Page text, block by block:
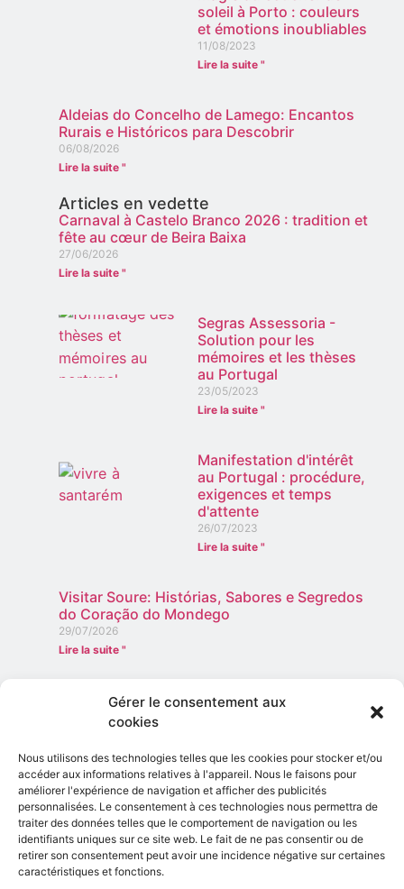
Gérer le consentement aux
cookies
Nous utilisons des technologies telles que les cookies pour stocker et/ou
accéder aux informations relatives à l'appareil. Nous le faisons pour
améliorer l'expérience de navigation et afficher des publicités
personnalisées. Le consentement à ces technologies nous permettra de
traiter des données telles que le comportement de navigation ou les
identifiants uniques sur ce site web. Le fait de ne pas consentir ou de
retirer son consentement peut avoir une incidence négative sur certaines
caractéristiques et fonctions.
soleil à Porto : couleurs
et émotions inoubliables
11/08/2023
Lire la suite "
Aldeias do Concelho de Lamego: Encantos
Rurais e Históricos para Descobrir
06/08/2026
Lire la suite "
Articles en vedette
Carnaval à Castelo Branco 2026 : tradition et
fête au cœur de Beira Baixa
27/06/2026
Lire la suite "
Segras Assessoria -
Solution pour les
mémoires et les thèses
au Portugal
23/05/2023
Lire la suite "
Manifestation d'intérêt
au Portugal : procédure,
exigences et temps
d'attente
26/07/2023
Lire la suite "
Visitar Soure: Histórias, Sabores e Segredos
do Coração do Mondego
29/07/2026
Lire la suite "
Tourisme rural à Alcobaça : refuges et
tradition au cœur de la campagne
Lire la suite "
Libérer la puissance du
timelapse sur les
chantiers de
construction